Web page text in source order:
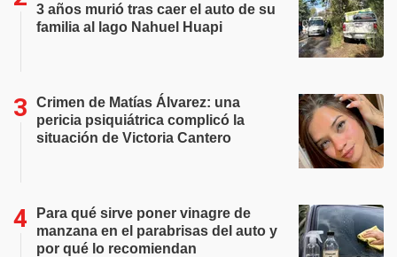
3 años murió tras caer el auto de su
familia al lago Nahuel Huapi
Crimen de Matías Álvarez: una
pericia psiquiátrica complicó la
situación de Victoria Cantero
Para qué sirve poner vinagre de
manzana en el parabrisas del auto y
por qué lo recomiendan